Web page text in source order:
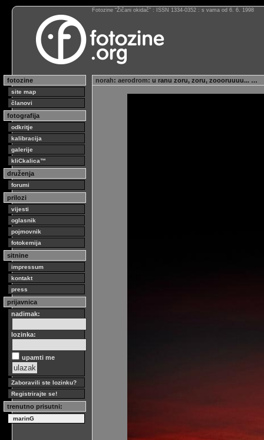
Fotozine “Žičani okidač” : ISSN 1334-0352 : s vama od 6. 6. 1998
fotozine
site map
članovi
fotografija
odkritje
kalibracija
galerije
kliCkalica™
druženja
forumi
prilozi
vijesti
oglasnik
pojmovnik
fotokemija
sitnine
impressum
kontakt
press
prijavnica
nadimak:
lozinka:
upamti me
Zaboravili ste lozinku?
Registrirajte se!
trenutno prisutni:
marinG
norah: aerodrom: u ranu zoru, zoru, zoooruuuu... …